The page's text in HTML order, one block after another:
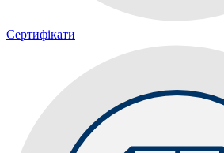
Сертифікати